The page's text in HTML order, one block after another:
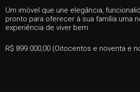
Um imóvel que une elegância,
pronto para oferecer à sua família uma
experiência de viver bem.
R$ 899.000,00 (Oitocentos e noventa e